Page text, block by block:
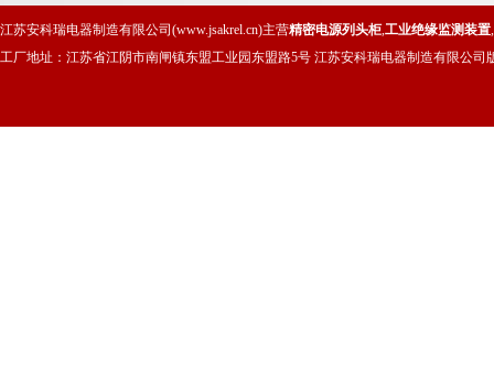
江苏安科瑞电器制造有限公司(www.jsakrel.cn)主营精密电源列头柜,工业绝缘监测装置,
工厂地址：江苏省江阴市南闸镇东盟工业园东盟路5号 江苏安科瑞电器制造有限公司